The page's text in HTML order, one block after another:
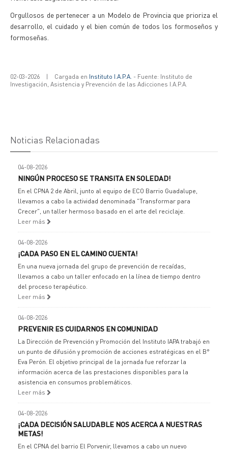
Orgullosos de pertenecer a un Modelo de Provincia que prioriza el
desarrollo, el cuidado y el bien común de todos los formoseños y
formoseñas.
02-03-2026 | Cargada en Instituto I.A.P.A. - Fuente: Instituto de
Investigación, Asistencia y Prevención de las Adicciones I.A.P.A.
Noticias Relacionadas
04-08-2026
NINGÚN PROCESO SE TRANSITA EN SOLEDAD!
En el CPNA 2 de Abril, junto al equipo de ECO Barrio Guadalupe,
llevamos a cabo la actividad denominada "Transformar para
Crecer", un taller hermoso basado en el arte del reciclaje.
Leer más
04-08-2026
¡CADA PASO EN EL CAMINO CUENTA!
En una nueva jornada del grupo de prevención de recaídas,
llevamos a cabo un taller enfocado en la línea de tiempo dentro
del proceso terapéutico.
Leer más
04-08-2026
PREVENIR ES CUIDARNOS EN COMUNIDAD
La Dirección de Prevención y Promoción del Instituto IAPA trabajó en
un punto de difusión y promoción de acciones estratégicas en el B°
Eva Perón. El objetivo principal de la jornada fue reforzar la
información acerca de las prestaciones disponibles para la
asistencia en consumos problemáticos.
Leer más
04-08-2026
¡CADA DECISIÓN SALUDABLE NOS ACERCA A NUESTRAS
METAS!
En el CPNA del barrio El Porvenir, llevamos a cabo un nuevo